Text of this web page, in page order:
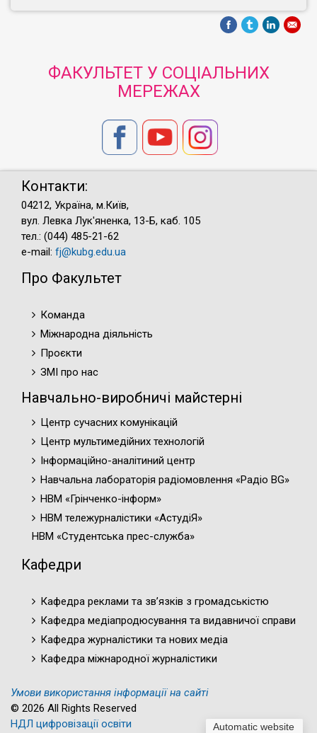
Automatic website
ФАКУЛЬТЕТ У СОЦІАЛЬНИХ
МЕРЕЖАХ
Контакти:
04212, Україна, м.Київ,
вул. Левка Лук'яненка, 13-Б, каб. 105
тел.: (044) 485-21-62
e-mail: fj@kubg.edu.ua
Про Факультет
Команда
Міжнародна діяльність
Проєкти
ЗМІ про нас
Навчально-виробничі майстерні
Центр сучасних комунікацій
Центр мультимедійних технологій
Інформаційно-аналітиний центр
Навчальна лабораторія радіомовлення «Радіо BG»
НВМ «Грінченко-інформ»
НВМ тележурналістики «АстудіЯ»
НВМ «Студентська прес-служба»
Кафедри
Кафедра реклами та зв’язків з громадськістю
Кафедра медіапродюсування та видавничої справи
Кафедра журналістики та нових медіа
Кафедра міжнародної журналістики
Умови використання інформації на сайті
© 2026 All Rights Reserved
НДЛ цифровізації освіти